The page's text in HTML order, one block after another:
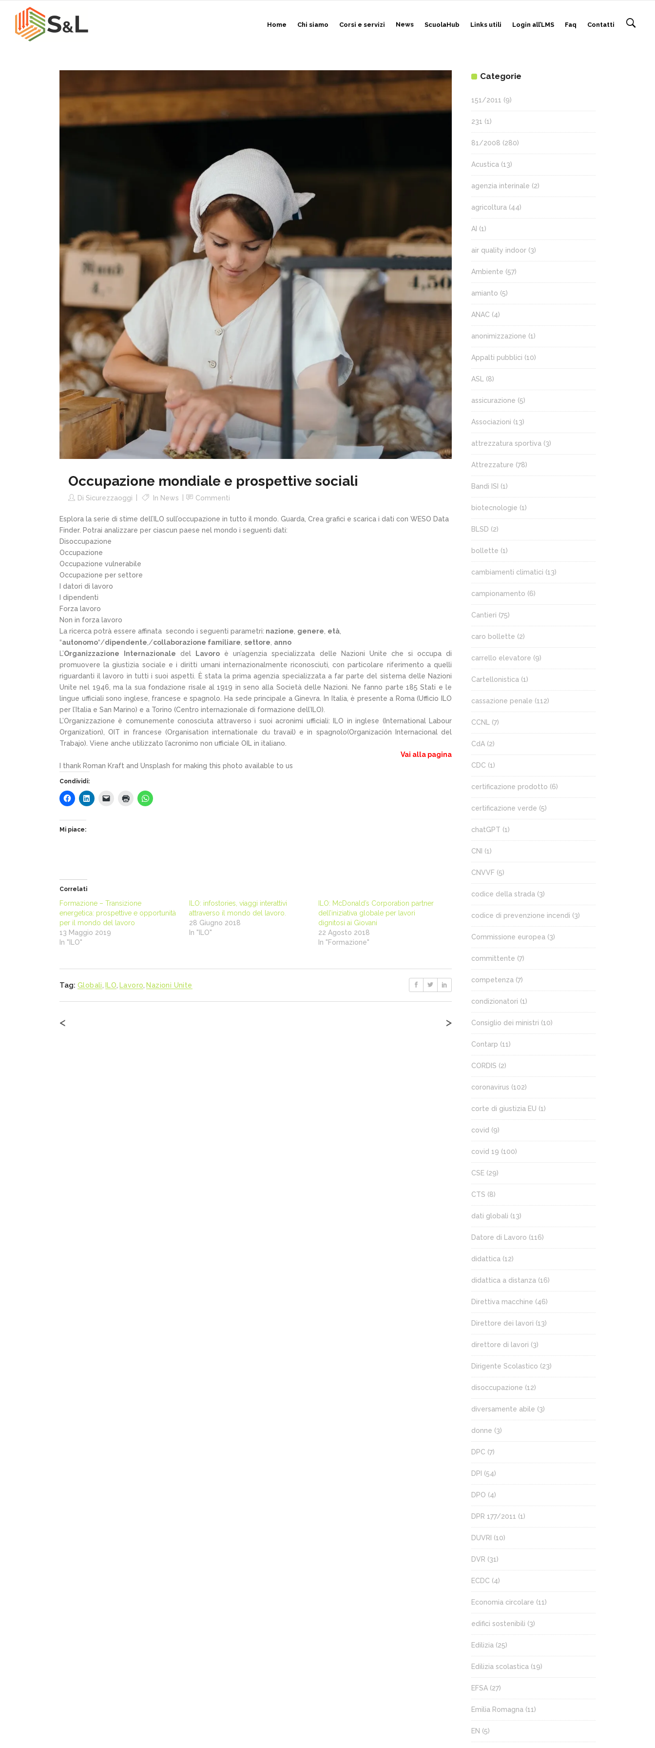
Home Chi siamo Corsi e servizi News ScuolaHub Links utili Login all’LMS Faq Contatti
Occupazione mondiale e prospettive sociali
Di Sicurezzaoggi In News Commenti
Esplora la serie di stime dell’ILO sull’occupazione in tutto il mondo. Guarda, Crea grafici e scarica i dati con WESO Data
Finder. Potrai analizzare per ciascun paese nel mondo i seguenti dati:
Disoccupazione
Occupazione
Occupazione vulnerabile
Occupazione per settore
I datori di lavoro
I dipendenti
Forza lavoro
Non in forza lavoro
La ricerca potrà essere affinata secondo i seguenti parametri: nazione genere età
“autonomo“/dipendente ,/collaborazione familiare settore anno
L’Organizzazione Internazionale del Lavoro è un’agenzia specializzata delle Nazioni Unite che si occupa di
promuovere la giustizia sociale e i diritti umani internazionalmente riconosciuti, con particolare riferimento a quelli
riguardanti il lavoro in tutti i suoi aspetti. È stata la prima agenzia specializzata a far parte del sistema delle Nazioni
Unite nel 1946, ma la sua fondazione risale al 1919 in seno alla Società delle Nazioni. Ne fanno parte 185 Stati e le
lingue ufficiali sono inglese, francese e spagnolo. Ha sede principale a Ginevra. In Italia, è presente a Roma (Ufficio ILO
per l’Italia e San Marino) e a Torino (Centro internazionale di formazione dell’ILO).
L’Organizzazione è comunemente conosciuta attraverso i suoi acronimi ufficiali: ILO in inglese (International Labour
Organization), OIT in francese (Organisation internationale du travail) e in spagnolo(Organización Internacional del
Trabajo). Viene anche utilizzato l’acronimo non ufficiale OIL in italiano.
Vai alla pagina
I thank Roman Kraft and Unsplash for making this photo available to us
Condividi:
Mi piace:
Correlati
Formazione – Transizione
energetica: prospettive e opportunità
per il mondo del lavoro
13 Maggio 2019
In "ILO"
ILO: infostories, viaggi interattivi
attraverso il mondo del lavoro.
28 Giugno 2018
In "ILO"
ILO: McDonald’s Corporation partner
dell’iniziativa globale per lavori
dignitosi ai Giovani
22 Agosto 2018
In "Formazione"
Tag: Globali ILO Lavoro Nazioni Unite
< >
Categorie
151/2011 (9)
231 (1)
81/2008 (280)
Acustica (13)
agenzia interinale (2)
agricoltura (44)
AI (1)
air quality indoor (3)
Ambiente (57)
amianto (5)
ANAC (4)
anonimizzazione (1)
Appalti pubblici (10)
ASL (8)
assicurazione (5)
Associazioni (13)
attrezzatura sportiva (3)
Attrezzature (78)
Bandi ISI (1)
biotecnologie (1)
BLSD (2)
bollette (1)
cambiamenti climatici (13)
campionamento (6)
Cantieri (75)
caro bollette (2)
carrello elevatore (9)
Cartellonistica (1)
cassazione penale (112)
CCNL (7)
CdA (2)
CDC (1)
certificazione prodotto (6)
certificazione verde (5)
chatGPT (1)
CNI (1)
CNVVF (5)
codice della strada (3)
codice di prevenzione incendi (3)
Commissione europea (3)
committente (7)
competenza (7)
condizionatori (1)
Consiglio dei ministri (10)
Contarp (11)
CORDIS (2)
coronavirus (102)
corte di giustizia EU (1)
covid (9)
covid 19 (100)
CSE (29)
CTS (8)
dati globali (13)
Datore di Lavoro (116)
didattica (12)
didattica a distanza (16)
Direttiva macchine (46)
Direttore dei lavori (13)
direttore di lavori (3)
Dirigente Scolastico (23)
disoccupazione (12)
diversamente abile (3)
donne (3)
DPC (7)
DPI (54)
DPO (4)
DPR 177/2011 (1)
DUVRI (10)
DVR (31)
ECDC (4)
Economia circolare (11)
edifici sostenibili (3)
Edilizia (25)
Edilizia scolastica (19)
EFSA (27)
Emilia Romagna (11)
EN (5)